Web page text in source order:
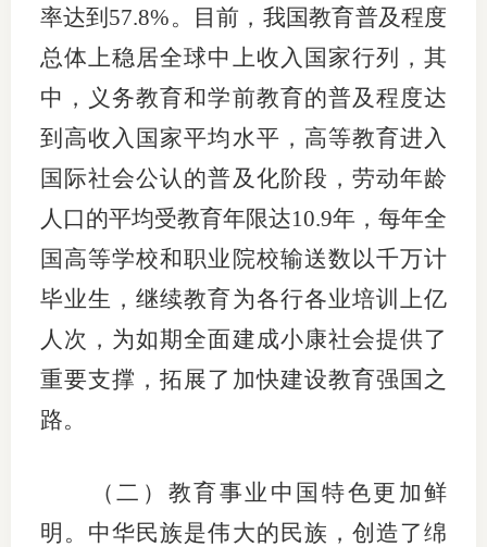
率达到57.8%。目前，我国教育普及程度
总体上稳居全球中上收入国家行列，其
中，义务教育和学前教育的普及程度达
到高收入国家平均水平，高等教育进入
国际社会公认的普及化阶段，劳动年龄
人口的平均受教育年限达10.9年，每年全
国高等学校和职业院校输送数以千万计
毕业生，继续教育为各行各业培训上亿
人次，为如期全面建成小康社会提供了
重要支撑，拓展了加快建设教育强国之
路。
（二）教育事业中国特色更加鲜
明。中华民族是伟大的民族，创造了绵